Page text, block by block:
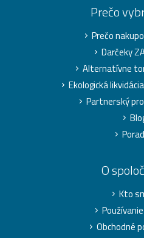
Prečo
Prečo
Darčeky
Alternatívne
Ekologická
Partnerský
O
Kto
Obchodné